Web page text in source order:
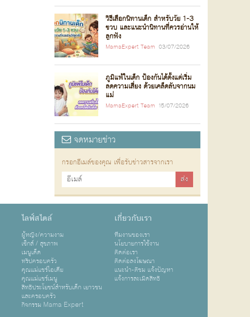
วิธีเลือกนิทานเด็ก สำหรับวัย 1-3
ขวบ และแนะนำนิทานที่ควรอ่านให้
ลูกฟัง
MamaExpert Team 03/07/2026
ภูมิแพ้ในเด็ก ป้องกันได้ตั้งแต่เริ่ม
ลดความเสี่ยง ด้วยเคล็ดลับจากนม
แม่
MamaExpert Team 15/07/2026
จดหมายข่าว
กรอกอีเมล์ของคุณ เพื่อรับข่าวสารจากเรา
ไลฟ์สไตล์
ผู้หญิง/ความงาม
เซ็กส์ / สุขภาพ
เมนูเด็ด
ทริปครอบครัว
คุณแม่แชร์ไอเดีย
คุณแม่แชร์เมนู
สิทธิประโยชน์สำหรับเด็ก เยาวชน
และครอบครัว
กิจกรรม Mama Expert
เกี่ยวกับเรา
ทีมงานของเรา
นโยบายการใช้งาน
ติดต่อเรา
ติดต่อลงโฆษณา
แนะนำ-ติชม แจ้งปัญหา
แจ้งการละเมิดสิทธิ